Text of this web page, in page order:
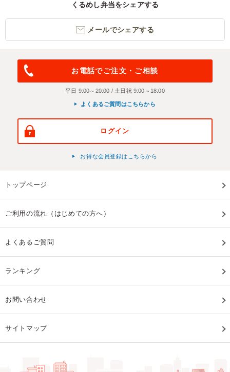
くるめし弁当をシェアする
メールでシェアする
お電話でご注文・ご相談
平日 9:00～20:00 / 土日祝 9:00～18:00
よくあるご質問はこちらから
ログイン
お得な会員登録はこちらから
トップページ
ご利用の流れ（はじめての方へ）
よくあるご質問
ランキング
お問い合わせ
サイトマップ